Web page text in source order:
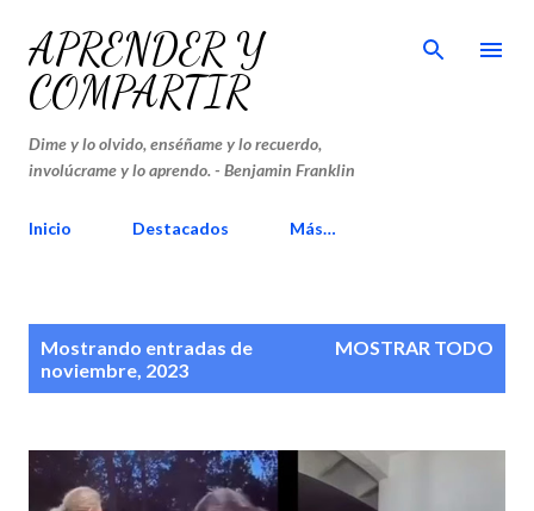
Ir al contenido principal
APRENDER Y
COMPARTIR
Dime y lo olvido, enséñame y lo recuerdo,
involúcrame y lo aprendo. - Benjamin Franklin
Inicio Destacados Más…
Mostrando entradas de
noviembre, 2023
MOSTRAR TODO